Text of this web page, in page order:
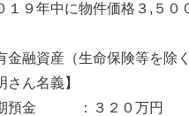
１９年中に物件価格３,５
金融資産（生命保険等を除
さん名義】
預金 ：３２０万円